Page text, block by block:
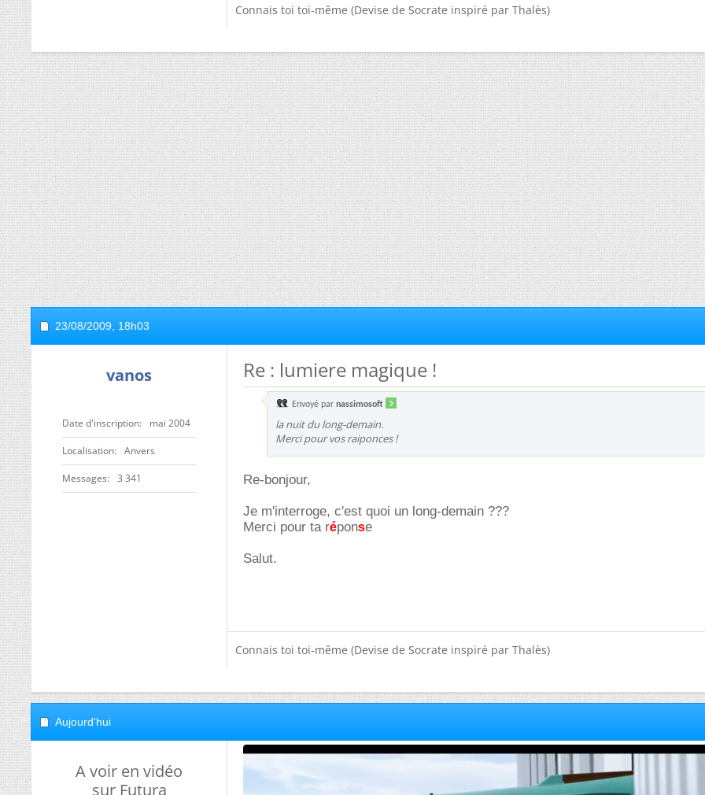
Connais toi toi-même (Devise de Socrate inspiré par Thalès)
23/08/2009, 18h03
vanos
Date d'inscription mai 2004
Localisation Anvers
Messages 3 341
Re : lumiere magique !
Envoyé par nassimosoft
la nuit du long-demain.
Merci pour vos raiponces !
Re-bonjour,
Je m'interroge, c'est quoi un long-demain ???
Merci pour ta réponse
Salut.
Connais toi toi-même (Devise de Socrate inspiré par Thalès)
Aujourd'hui
A voir en vidéo
sur Futura